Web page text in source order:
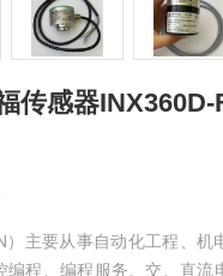
传感器INX360D-
）主要从事自动化工程、机
编程、编程服务、交、直流